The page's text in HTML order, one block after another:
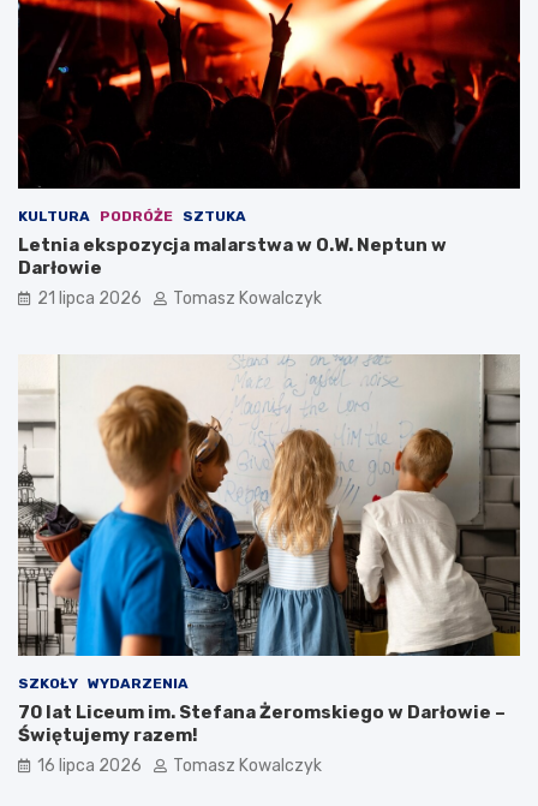
KULTURA PODRÓŻE SZTUKA
Letnia ekspozycja malarstwa w O.W. Neptun w
Darłowie
21 lipca 2026 Tomasz Kowalczyk
SZKOŁY WYDARZENIA
70 lat Liceum im. Stefana Żeromskiego w Darłowie –
Świętujemy razem!
16 lipca 2026 Tomasz Kowalczyk